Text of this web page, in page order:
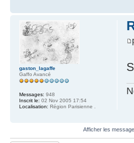
gaston_lagaffe
Gaffo Avancé
Messages: 948
Inscrit le: 02 Nov 2005 17:54
Localisation: Région Parisienne .
Afficher les